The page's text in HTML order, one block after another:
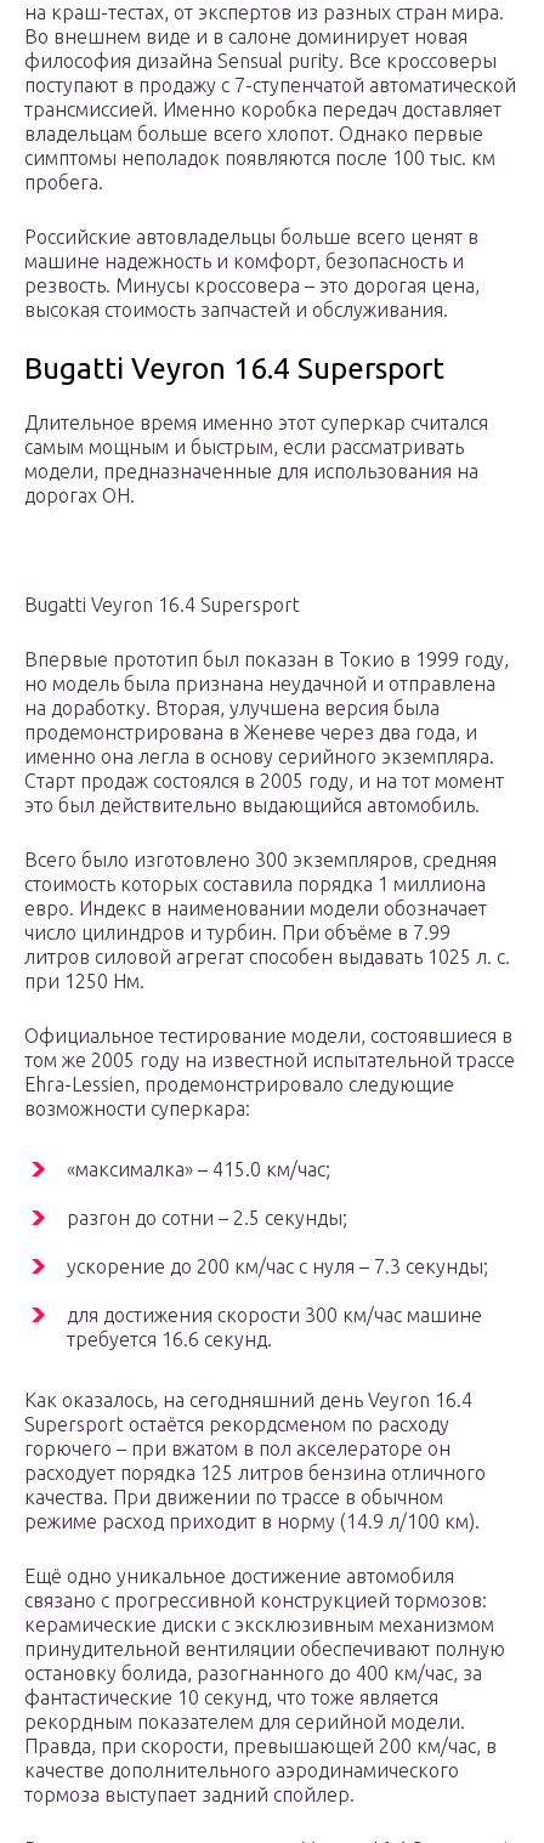
на краш-тестах, от экспертов из разных стран мира.
Во внешнем виде и в салоне доминирует новая
философия дизайна Sensual purity. Все кроссоверы
поступают в продажу с 7-ступенчатой автоматической
трансмиссией. Именно коробка передач доставляет
владельцам больше всего хлопот. Однако первые
симптомы неполадок появляются после 100 тыс. км
пробега.
Российские автовладельцы больше всего ценят в
машине надежность и комфорт, безопасность и
резвость. Минусы кроссовера – это дорогая цена,
высокая стоимость запчастей и обслуживания.
Bugatti Veyron 16.4 Supersport
Длительное время именно этот суперкар считался
самым мощным и быстрым, если рассматривать
модели, предназначенные для использования на
дорогах ОН.
Bugatti Veyron 16.4 Supersport
Впервые прототип был показан в Токио в 1999 году,
но модель была признана неудачной и отправлена
на доработку. Вторая, улучшена версия была
продемонстрирована в Женеве через два года, и
именно она легла в основу серийного экземпляра.
Старт продаж состоялся в 2005 году, и на тот момент
это был действительно выдающийся автомобиль.
Всего было изготовлено 300 экземпляров, средняя
стоимость которых составила порядка 1 миллиона
евро. Индекс в наименовании модели обозначает
число цилиндров и турбин. При объёме в 7.99
литров силовой агрегат способен выдавать 1025 л. с.
при 1250 Нм.
Официальное тестирование модели, состоявшиеся в
том же 2005 году на известной испытательной трассе
Ehra-Lessien, продемонстрировало следующие
возможности суперкара:
«максималка» – 415.0 км/час;
разгон до сотни – 2.5 секунды;
ускорение до 200 км/час с нуля – 7.3 секунды;
для достижения скорости 300 км/час машине
требуется 16.6 секунд.
Как оказалось, на сегодняшний день Veyron 16.4
Supersport остаётся рекордсменом по расходу
горючего – при вжатом в пол акселераторе он
расходует порядка 125 литров бензина отличного
качества. При движении по трассе в обычном
режиме расход приходит в норму (14.9 л/100 км).
Ещё одно уникальное достижение автомобиля
связано с прогрессивной конструкцией тормозов:
керамические диски с эксклюзивным механизмом
принудительной вентиляции обеспечивают полную
остановку болида, разогнанного до 400 км/час, за
фантастические 10 секунд, что тоже является
рекордным показателем для серийной модели.
Правда, при скорости, превышающей 200 км/час, в
качестве дополнительного аэродинамического
тормоза выступает задний спойлер.